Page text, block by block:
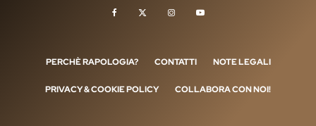
PERCHÈ RAPOLOGIA? CONTATTI NOTE LEGALI
PRIVACY & COOKIE POLICY COLLABORA CON NOI!